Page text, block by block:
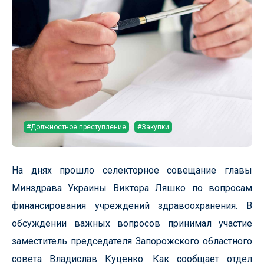
#Должностное преступление #Закупки
На днях прошло селекторное совещание главы
Минздрава Украины Виктора Ляшко по вопросам
финансирования учреждений здравоохранения. В
обсуждении важных вопросов принимал участие
заместитель председателя Запорожского областного
совета Владислав Куценко. Как сообщает отдел